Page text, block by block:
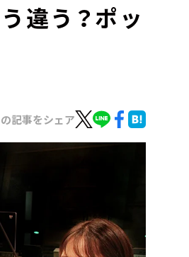
違う？ポッ
記事をシェア